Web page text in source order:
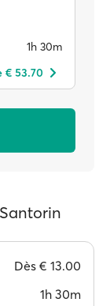
1h 30m
€ 53.70
Dès € 13.00
1h 30m